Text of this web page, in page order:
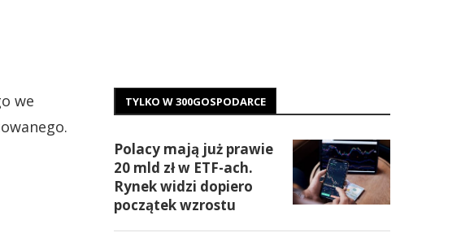
we
TYLKO W 300GOSPODARCE
Polacy mają już prawie
20 mld zł w ETF-ach.
Rynek widzi dopiero
początek wzrostu